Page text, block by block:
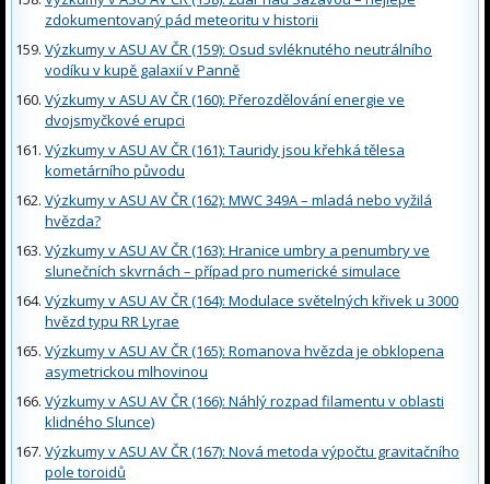
zdokumentovaný pád meteoritu v historii
Výzkumy v ASU AV ČR (159): Osud svléknutého neutrálního
vodíku v kupě galaxií v Panně
Výzkumy v ASU AV ČR (160): Přerozdělování energie ve
dvojsmyčkové erupci
Výzkumy v ASU AV ČR (161): Tauridy jsou křehká tělesa
kometárního původu
Výzkumy v ASU AV ČR (162): MWC 349A – mladá nebo vyžilá
hvězda?
Výzkumy v ASU AV ČR (163): Hranice umbry a penumbry ve
slunečních skvrnách – případ pro numerické simulace
Výzkumy v ASU AV ČR (164): Modulace světelných křivek u 3000
hvězd typu RR Lyrae
Výzkumy v ASU AV ČR (165): Romanova hvězda je obklopena
asymetrickou mlhovinou
Výzkumy v ASU AV ČR (166): Náhlý rozpad filamentu v oblasti
klidného Slunce)
Výzkumy v ASU AV ČR (167): Nová metoda výpočtu gravitačního
pole toroidů